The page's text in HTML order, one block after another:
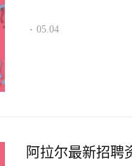
· 05.04
阿拉尔最新招聘